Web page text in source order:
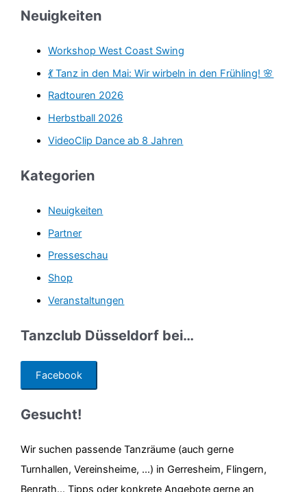
c
:
Neuigkeiten
Workshop West Coast Swing
💃 Tanz in den Mai: Wir wirbeln in den Frühling! 🌸
Radtouren 2026
Herbstball 2026
VideoClip Dance ab 8 Jahren
Kategorien
Neuigkeiten
Partner
Presseschau
Shop
Veranstaltungen
Tanzclub Düsseldorf bei…
Facebook
Gesucht!
Wir suchen passende Tanzräume (auch gerne
Turnhallen, Vereinsheime, ...) in Gerresheim, Flingern,
Benrath... Tipps oder konkrete Angebote gerne an